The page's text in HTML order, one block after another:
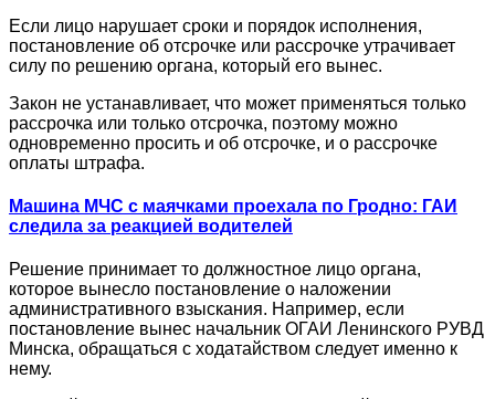
Если лицо нарушает сроки и порядок исполнения,
постановление об отсрочке или рассрочке утрачивает
силу по решению органа, который его вынес.
Закон не устанавливает, что может применяться только
рассрочка или только отсрочка, поэтому можно
одновременно просить и об отсрочке, и о рассрочке
оплаты штрафа.
Машина МЧС с маячками проехала по Гродно: ГАИ
следила за реакцией водителей
Решение принимает то должностное лицо органа,
которое вынесло постановление о наложении
административного взыскания. Например, если
постановление вынес начальник ОГАИ Ленинского РУВД
Минска, обращаться с ходатайством следует именно к
нему.